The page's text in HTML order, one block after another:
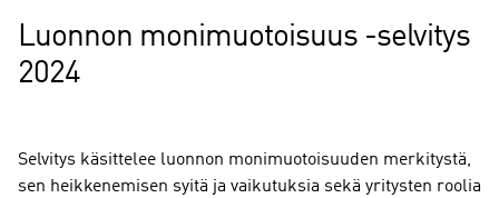
Luonnon monimuotoisuus -selvitys
2024
Selvitys käsittelee luonnon monimuotoisuuden merkitystä,
sen heikkenemisen syitä ja vaikutuksia sekä yritysten roolia